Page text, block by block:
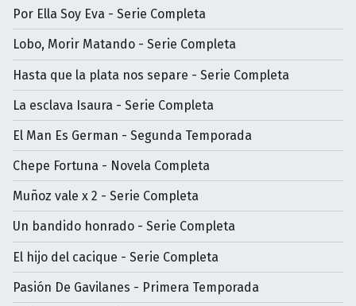
Por Ella Soy Eva - Serie Completa
Lobo, Morir Matando - Serie Completa
Hasta que la plata nos separe - Serie Completa
La esclava Isaura - Serie Completa
El Man Es German - Segunda Temporada
Chepe Fortuna - Novela Completa
Muñoz vale x 2 - Serie Completa
Un bandido honrado - Serie Completa
El hijo del cacique - Serie Completa
Pasión De Gavilanes - Primera Temporada